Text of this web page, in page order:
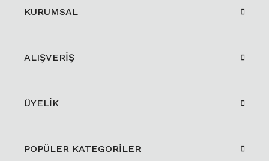
KURUMSAL
ALIŞVERİŞ
ÜYELİK
POPÜLER KATEGORİLER